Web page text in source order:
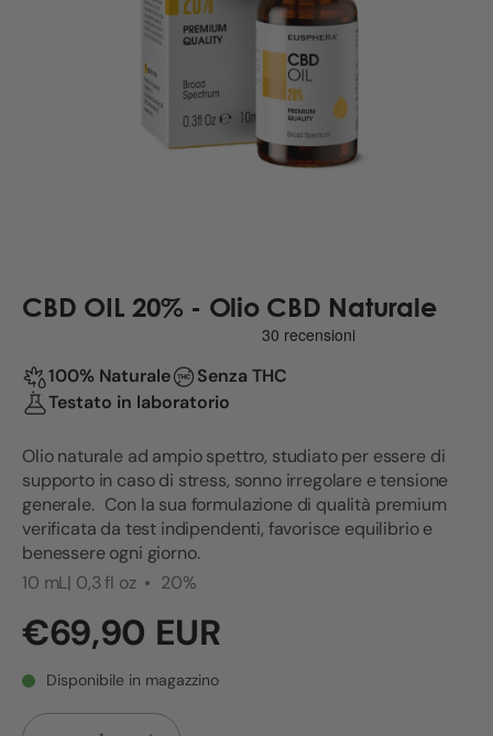
CBD OIL 20% - Olio CBD Naturale
100% Naturale
Senza THC
Testato in laboratorio
Olio naturale ad ampio spettro, studiato per essere di
supporto in caso di stress, sonno irregolare e tensione
generale. Con la sua formulazione di qualità premium
verificata da test indipendenti, favorisce equilibrio e
benessere ogni giorno.
10 mL| 0,3 fl oz
20%
Prezzo
di
listino
€69,90 EUR
Disponibile in magazzino